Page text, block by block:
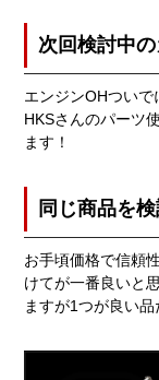
次回検討中
エンジンOHついで
HKSさんのパーツ
ます！
同じ商品を
お手頃価格で信頼
けてが一番良いと
ますが1つが良い品